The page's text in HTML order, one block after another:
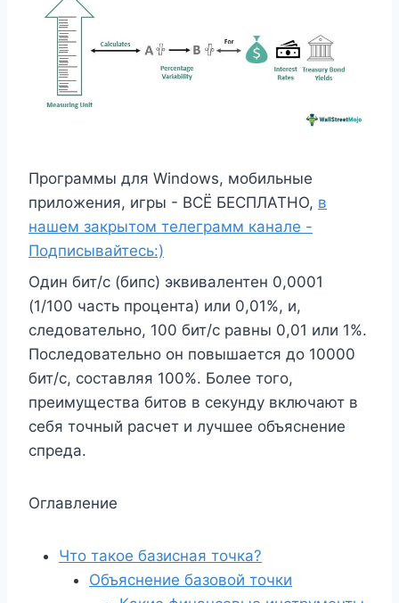
Программы для Windows, мобильные
приложения, игры - ВСЁ БЕСПЛАТНО, в
нашем закрытом телеграмм канале -
Подписывайтесь:)
Один бит/с (бипс) эквивалентен 0,0001
(1/100 часть процента) или 0,01%, и,
следовательно, 100 бит/с равны 0,01 или 1%.
Последовательно он повышается до 10000
бит/с, составляя 100%. Более того,
преимущества битов в секунду включают в
себя точный расчет и лучшее объяснение
спреда.
Оглавление
Что такое базисная точка?
Объяснение базовой точки